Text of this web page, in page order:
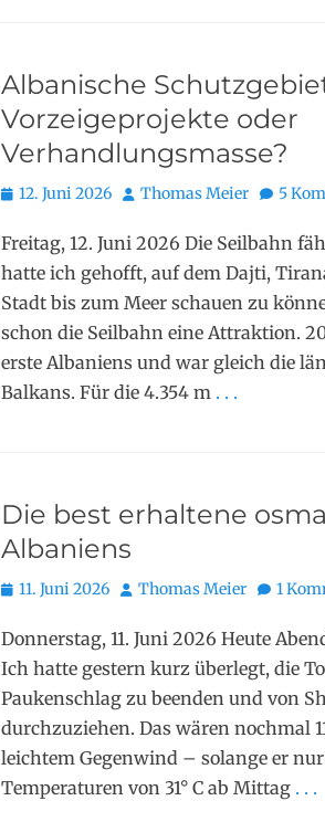
Albanische
Vorzeigeprojekte oder
Verhandlungsmasse?
Posted
12. Juni 2026 Autor
Thomas Meier 5
Freitag, 12. Juni 2026 Die Seilbahn
hatte ich gehofft, auf dem Dajti,
Stadt bis zum Meer schauen zu
schon die Seilbahn eine Attraktion.
erste Albaniens und war gleich die
Balkans. Für die 4.354 m . . .
Die best erhaltene
Albaniens
Posted
11. Juni 2026 Autor
Thomas Meier 1
Donnerstag, 11. Juni 2026 Heute
Ich hatte gestern kurz überlegt, die
Paukenschlag zu beenden und von
durchzuziehen. Das wären nochmal
leichtem Gegenwind – solange er
Temperaturen von 31° C ab Mittag . . .